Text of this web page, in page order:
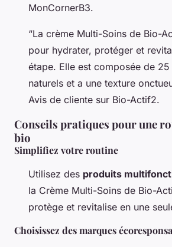
MonCornerB3.
“La crème Multi-Soins de Bio-
pour hydrater, protéger et
étape. Elle est composée de
naturels et a une texture
Avis de cliente sur Bio-Actif2.
Conseils pratiques pour une
bio
Simplifiez votre routine
Utilisez des produits
la Crème Multi-Soins de Bio-
protège et revitalise en une
Choisissez des marques